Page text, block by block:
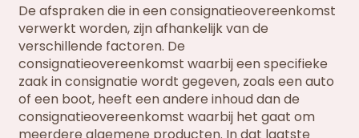
De afspraken die in een consignatieovereenkomst
verwerkt worden, zijn afhankelijk van de
verschillende factoren. De
consignatieovereenkomst waarbij een specifieke
zaak in consignatie wordt gegeven, zoals een auto
of een boot, heeft een andere inhoud dan de
consignatieovereenkomst waarbij het gaat om
meerdere algemene producten. In dat laatste